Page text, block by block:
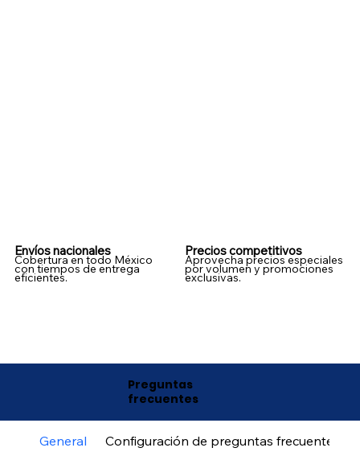
Envíos nacionales
Cobertura en todo México
con tiempos de entrega
eficientes.
Precios competitivos
Aprovecha precios especiales
por volumen y promociones
exclusivas.
Preguntas
frecuentes
General Configuración de preguntas frecuentes